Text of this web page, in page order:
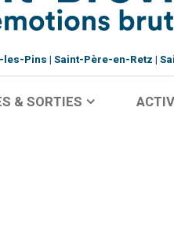
les-Pins Saint-Père-en-Retz
& SORTIES